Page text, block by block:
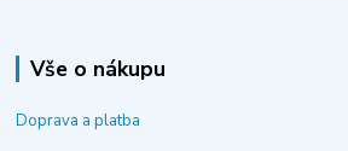
Vše o nákupu
Doprava a platba